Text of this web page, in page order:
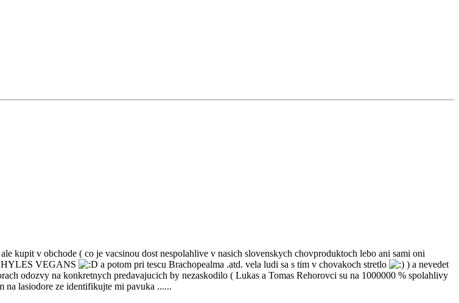
kupit v obchode ( co je vacsinou dost nespolahlive v nasich slovenskych chovproduktoch lebo ani sami oni
VEGANS
a potom pri tescu Brachopealma .atd. vela ludi sa s tim v chovakoch stretlo
) a nevedet
odozvy na konkretnych predavajucich by nezaskodilo ( Lukas a Tomas Rehorovci su na 1000000 % spolahlivy
na lasiodore ze identifikujte mi pavuka ......